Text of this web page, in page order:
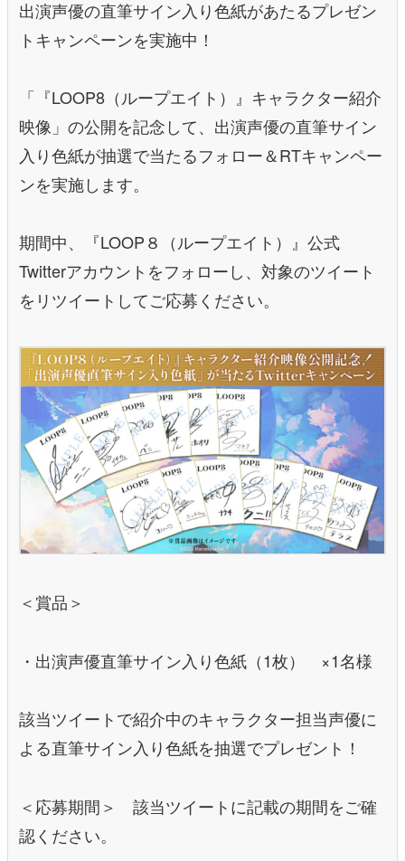
出演声優の直筆サイン入り色紙があたるプレゼン
トキャンペーンを実施中！
「『LOOP8（ループエイト）』キャラクター紹介
映像」の公開を記念して、出演声優の直筆サイン
入り色紙が抽選で当たるフォロー＆RTキャンペー
ンを実施します。
期間中、『LOOP８（ループエイト）』公式
Twitterアカウントをフォローし、対象のツイート
をリツイートしてご応募ください。
＜賞品＞
・出演声優直筆サイン入り色紙（1枚） ×1名様
該当ツイートで紹介中のキャラクター担当声優に
よる直筆サイン入り色紙を抽選でプレゼント！
＜応募期間＞ 該当ツイートに記載の期間をご確
認ください。